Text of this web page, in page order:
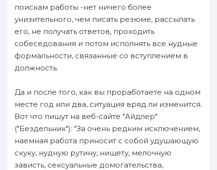
поискам работы -нет ничего более
унизительного, чем писать резюме, рассылать
его, не получать ответов, проходить
собеседования и потом исполнять все нудные
формальности, связанные со вступлением в
должность.
Да и после того, как вы проработаете на одном
месте год или два, ситуация вряд ли изменится.
Вот что пишут на веб-сайте "Айдлер"
("Бездельник"): "За очень редким исключением,
наемная работа приносит с собой удушающую
скуку, нудную рутину, нищету, мелочную
зависть, сексуальные домогательства,